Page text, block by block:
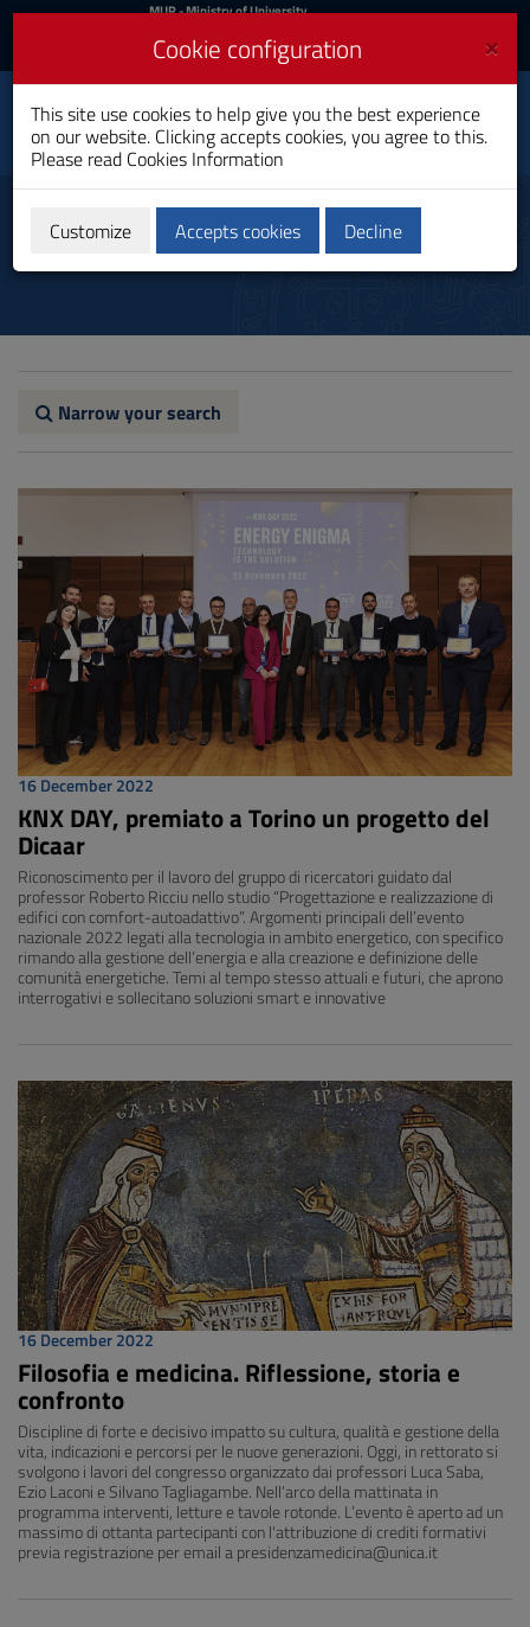
Skip
Content
to
Go
MIUR
Login
MUR- Ministry of University
Login UniCA News
Toggle
navigation
University of
Cagliari
News
Narrow your search
16 December 2022
KNX DAY, premiato a Torino un progetto del
Dicaar
Riconoscimento per il lavoro del gruppo di ricercatori guidato dal
professor Roberto Ricciu nello studio “Progettazione e realizzazione di
edifici con comfort-autoadattivo”. Argomenti principali dell’evento
nazionale 2022 legati alla tecnologia in ambito energetico, con specifico
rimando alla gestione dell’energia e alla creazione e definizione delle
comunità energetiche. Temi al tempo stesso attuali e futuri, che aprono
interrogativi e sollecitano soluzioni smart e innovative
16 December 2022
Filosofia e medicina. Riflessione, storia e
confronto
Discipline di forte e decisivo impatto su cultura, qualità e gestione della
vita, indicazioni e percorsi per le nuove generazioni. Oggi, in rettorato si
svolgono i lavori del congresso organizzato dai professori Luca Saba,
Ezio Laconi e Silvano Tagliagambe. Nell’arco della mattinata in
programma interventi, letture e tavole rotonde. L’evento è aperto ad un
massimo di ottanta partecipanti con l'attribuzione di crediti formativi
previa registrazione per email a presidenzamedicina@unica.it
×
Cookie configuration
This site use cookies to help give you the best experience
on our website. Clicking accepts cookies, you agree to this.
Please read Cookies Information
Customize Accepts cookies Decline